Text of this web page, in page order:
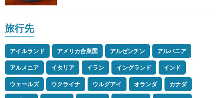
旅行先
アイルランド アメリカ合衆国 アルゼンチン
アルバニア
アルメニア
イタリア イラン イングランド
インド
ウェールズ
ウクライナ ウルグアイ オランダ
カナダ